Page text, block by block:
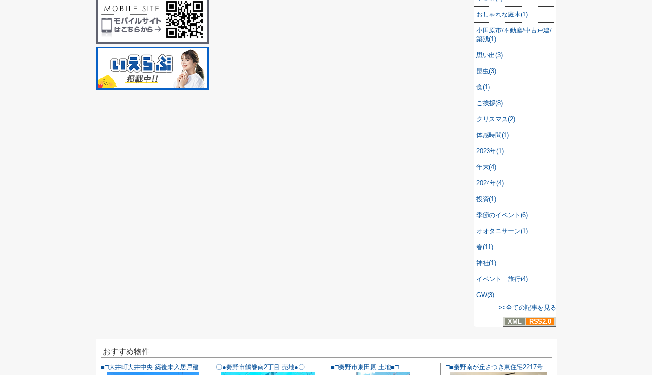
おしゃれな庭木(1)
小田原市/不動産/中古戸建/
築浅(1)
思い出(3)
昆虫(3)
食(1)
ご挨拶(8)
クリスマス(2)
体感時間(1)
2023年(1)
年末(4)
2024年(4)
投資(1)
季節のイベント(6)
オオタニサーン(1)
春(11)
神社(1)
イベント 旅行(4)
GW(3)
>>全ての記事を見る
XML
RSS2.0
おすすめ物件
■□大井町大井中央 築後未入居戸建■□ 〇●秦野市鶴巻南2丁目 売地●〇 ■□秦野市東田原 土地■□ □■秦野南が丘さつき東住宅2217号棟■□